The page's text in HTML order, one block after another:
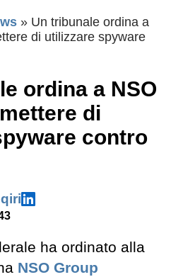
» Un tribunale ordina a
di utilizzare spyware
ordina a NSO
di
contro
ha ordinato alla
NSO Group